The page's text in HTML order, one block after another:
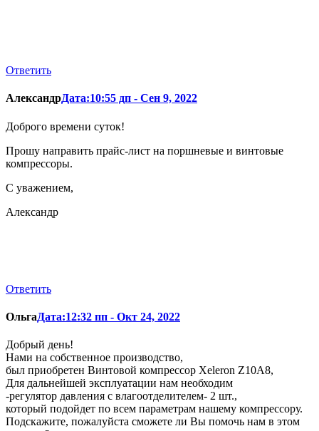
Ответить
АлександрДата:10:55 дп - Сен 9, 2022
Доброго времени суток!
Прошу направить прайс-лист на поршневые и винтовые
компрессоры.
С уважением,
Александр
Ответить
ОльгаДата:12:32 пп - Окт 24, 2022
Добрый день!
Нами на собственное производство,
был приобретен Винтовой компрессор Xeleron Z10A8,
Для дальнейшей эксплуатации нам необходим
-регулятор давления с влагоотделителем- 2 шт.,
который подойдет по всем параметрам нашему компрессору.
Подскажите, пожалуйста сможете ли Вы помочь нам в этом